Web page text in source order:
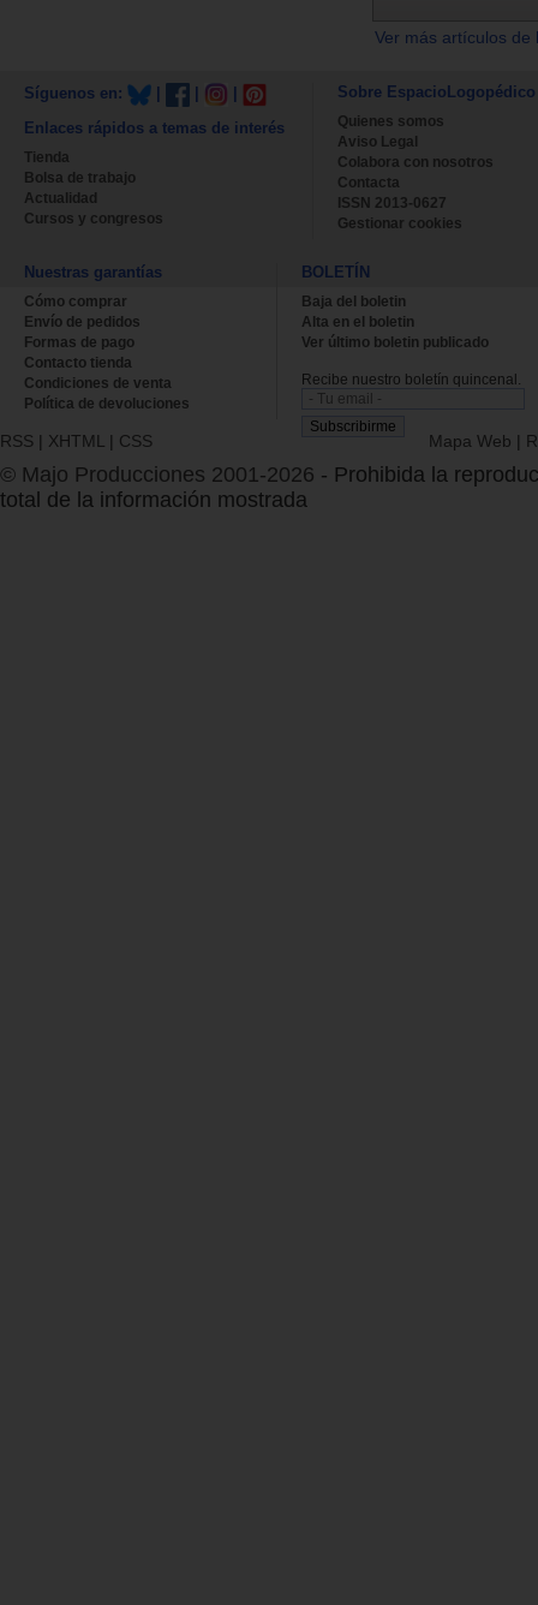
Ver más artículos
Síguenos en:
Enlaces rápidos a temas de interés
Tienda
Bolsa de trabajo
Actualidad
Cursos y congresos
Sobre EspacioLogopédico
Quienes somos
Aviso Legal
Colabora con nosotros
Contacta
ISSN 2013-0627
Gestionar cookies
Nuestras garantías
Cómo comprar
Envío de pedidos
Formas de pago
Contacto tienda
Condiciones de venta
Política de devoluciones
BOLETÍN
Baja del boletin
Alta en el boletin
Ver último boletin publicado
Recibe nuestro boletín quincenal.
RSS | XHTML | CSS Mapa Web |
© Majo Producciones 2001-2026 - Prohibida la
total de la información mostrada